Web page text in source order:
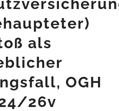
als
OGH
26v